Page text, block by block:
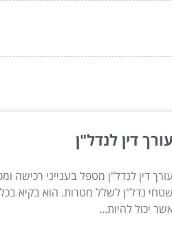
עורך דין לנדל"ן
עורך דין לנדל"ן מטפל בענייני רכישה
שטחי נדל"ן לשלל מטרות. הוא בקיא
אשר יכול להיות...